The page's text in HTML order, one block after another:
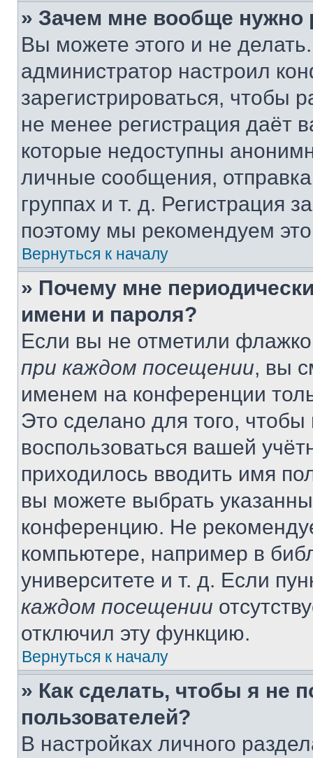
» Зачем мне вообще нужно
Вы можете этого и не
администратор настроил
зарегистрироваться, чтобы
не менее регистрация даёт
которые недоступны
личные сообщения,
группах и т. д. Регистрация
поэтому мы рекомендуем
Вернуться к началу
» Почему мне
имени и пароля?
Если вы не отметили
при каждом посещении, вы
именем на конференции
Это сделано для того, чтобы
воспользоваться вашей
приходилось вводить имя
вы можете выбрать
конференцию. Не
компьютере, например в
университете и т. д. Если
каждом посещении
отключил эту функцию.
Вернуться к началу
» Как сделать, чтобы я не
пользователей?
В настройках личного